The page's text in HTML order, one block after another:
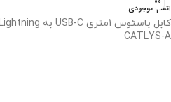
اتمام موجودی
CATLYS-A